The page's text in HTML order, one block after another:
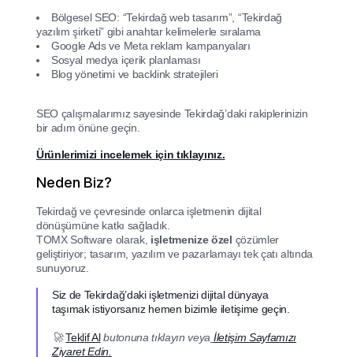
Bölgesel SEO: “Tekirdağ web tasarım”, “Tekirdağ
yazılım şirketi” gibi anahtar kelimelerle sıralama
Google Ads ve Meta reklam kampanyaları
Sosyal medya içerik planlaması
Blog yönetimi ve backlink stratejileri
SEO çalışmalarımız sayesinde Tekirdağ’daki rakiplerinizin
bir adım önüne geçin.
Ürünlerimizi incelemek için tıklayınız.
Neden Biz?
Tekirdağ ve çevresinde onlarca işletmenin dijital
dönüşümüne katkı sağladık.
TOMX Software olarak, işletmenize özel çözümler
geliştiriyor; tasarım, yazılım ve pazarlamayı tek çatı altında
sunuyoruz.
Siz de Tekirdağ’daki işletmenizi dijital dünyaya
taşımak istiyorsanız hemen bizimle iletişime geçin.
🚀Teklif Albutonuna tıklayın veya İletişim Sayfamızı
Ziyaret Edin.